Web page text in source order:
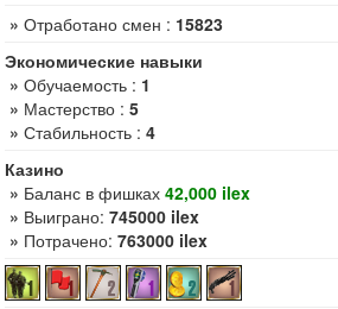
» Отработано смен : 15823
Экономические навыки
» Обучаемость : 1
» Мастерство : 5
» Стабильность : 4
Казино
» Баланс в фишках 42,000 ilex
» Выиграно: 745000 ilex
» Потрачено: 763000 ilex